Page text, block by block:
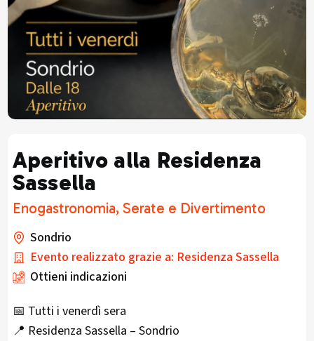
Aperitivo alla Residenza
Sassella
Enogastronomia, Serate e Divertimento
Sondrio
Evento realizzato grazie a: Residenza Sassella
Ottieni indicazioni
📅 Tutti i venerdì sera
📍 Residenza Sassella – Sondrio